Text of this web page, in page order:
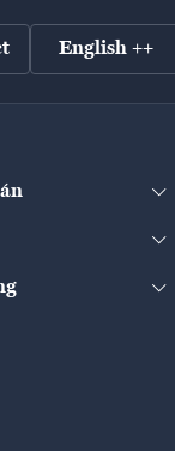
English ++